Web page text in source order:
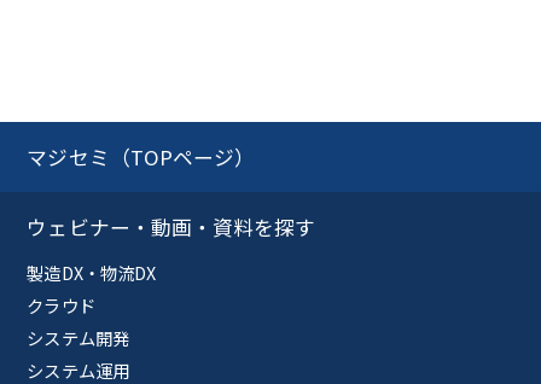
マジセミ（TOPページ）
ウェビナー・動画・資料を探す
製造DX・物流DX
クラウド
システム開発
システム運用